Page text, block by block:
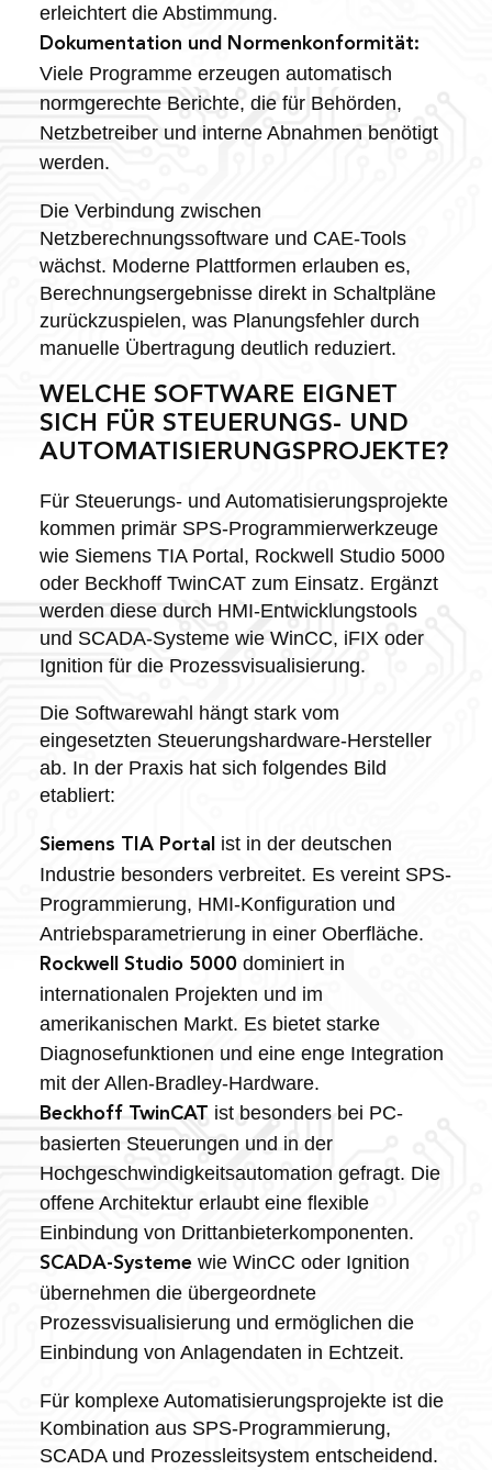
erleichtert die Abstimmung.
Dokumentation und Normenkonformität:
Viele Programme erzeugen automatisch
normgerechte Berichte, die für Behörden,
Netzbetreiber und interne Abnahmen benötigt
werden.
Die Verbindung zwischen
Netzberechnungssoftware und CAE-Tools
wächst. Moderne Plattformen erlauben es,
Berechnungsergebnisse direkt in Schaltpläne
zurückzuspielen, was Planungsfehler durch
manuelle Übertragung deutlich reduziert.
WELCHE SOFTWARE EIGNET
SICH FÜR STEUERUNGS- UND
AUTOMATISIERUNGSPROJEKTE?
Für Steuerungs- und Automatisierungsprojekte
kommen primär SPS-Programmierwerkzeuge
wie Siemens TIA Portal, Rockwell Studio 5000
oder Beckhoff TwinCAT zum Einsatz. Ergänzt
werden diese durch HMI-Entwicklungstools
und SCADA-Systeme wie WinCC, iFIX oder
Ignition für die Prozessvisualisierung.
Die Softwarewahl hängt stark vom
eingesetzten Steuerungshardware-Hersteller
ab. In der Praxis hat sich folgendes Bild
etabliert:
Siemens TIA Portal ist in der deutschen
Industrie besonders verbreitet. Es vereint SPS-
Programmierung, HMI-Konfiguration und
Antriebsparametrierung in einer Oberfläche.
Rockwell Studio 5000dominiert in
internationalen Projekten und im
amerikanischen Markt. Es bietet starke
Diagnosefunktionen und eine enge Integration
mit der Allen-Bradley-Hardware.
Beckhoff TwinCAT ist besonders bei PC-
basierten Steuerungen und in der
Hochgeschwindigkeitsautomation gefragt. Die
offene Architektur erlaubt eine flexible
Einbindung von Drittanbieterkomponenten.
SCADA-Systemewie WinCC oder Ignition
übernehmen die übergeordnete
Prozessvisualisierung und ermöglichen die
Einbindung von Anlagendaten in Echtzeit.
Für komplexe Automatisierungsprojekte ist die
Kombination aus SPS-Programmierung,
SCADA und Prozessleitsystem entscheidend.